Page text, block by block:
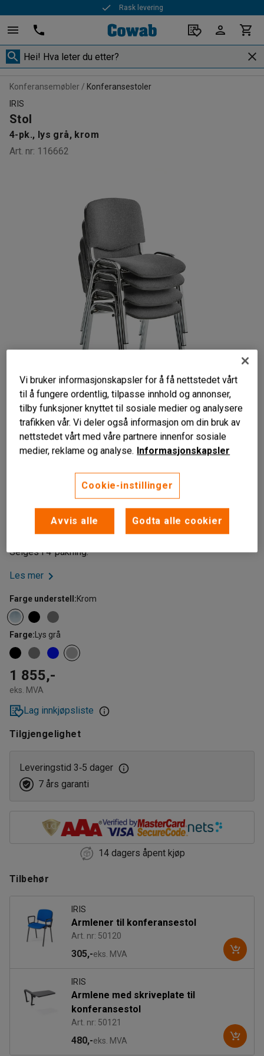
Rask levering
Konferansemøbler
Konferansestoler
IRIS
Stol
4-pk., lys grå, krom
Art. nr: 116662
Postrert sete og rygg
Stabelbar konferansestol med polstret sete og rygg. Kan
kobles sammen med koblingsbeslag (ikke inkludert).
Selges i 4-pakning.
Les mer
Farge understell :Krom
Farge: Lys grå
1 855,-
eks. MVA
Lag innkjøpsliste
Tilgjengelighet
Leveringstid 3‑5 dager
7 års garanti
14 dagers åpent kjøp
Tilbehør
IRIS
Armlener til konferansestol
Art. nr: 50120
305,-eks. MVA
IRIS
Armlene med skriveplate til
konferansestol
Art. nr: 50121
480,-eks. MVA
Vi bruker informasjonskapsler for å få nettstedet vårt
til å fungere ordentlig, tilpasse innhold og annonser,
tilby funksjoner knyttet til sosiale medier og analysere
trafikken vår. Vi deler også informasjon om din bruk av
nettstedet vårt med våre partnere innenfor sosiale
medier, reklame og analyse. Informasjonskapsler
Cookie-instillinger
Avvis alle Godta alle cookier